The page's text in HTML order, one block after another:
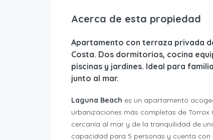
Acerca de esta propiedad
Apartamento con terraza privada
Costa. Dos dormitorios, cocina
piscinas y jardines. Ideal para
junto al mar.
Laguna Beach es un apartamento
urbanizaciones más completas de
cercanía al mar y de la tranquilidad de
capacidad para 5 personas y cuenta